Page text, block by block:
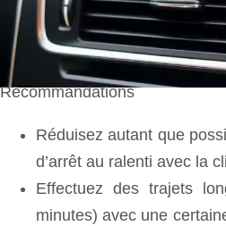
Recommandations
Réduisez autant que
d’arrêt au ralenti avec la
Effectuez des trajets
minutes) avec une